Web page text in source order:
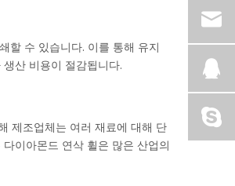
할 수 있습니다. 이를 통해 유지
산 비용이 절감됩니다.
제조업체는 여러 재료에 대해 단
이아몬드 연삭 휠은 많은 산업의